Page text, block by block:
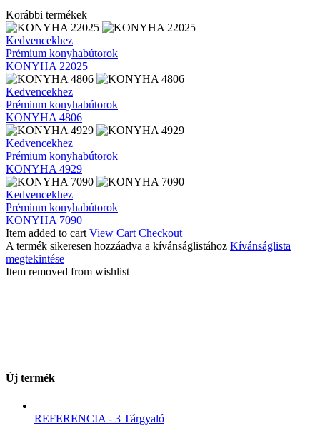
Korábbi termékek
KONYHA
22025
Kedvencekhez
Prémium konyhabútorok
KONYHA 22025
KONYHA
4806
Kedvencekhez
Prémium konyhabútorok
KONYHA 4806
KONYHA
4929
Kedvencekhez
Prémium konyhabútorok
KONYHA 4929
KONYHA
7090
Kedvencekhez
Prémium konyhabútorok
KONYHA 7090
Item added to cart View Cart Checkout
A termék sikeresen hozzáadva a kívánságlistához Kívánságlista
megtekintése
Item removed from wishlist
Új termék
REFERENCIA - 3 Tárgyaló